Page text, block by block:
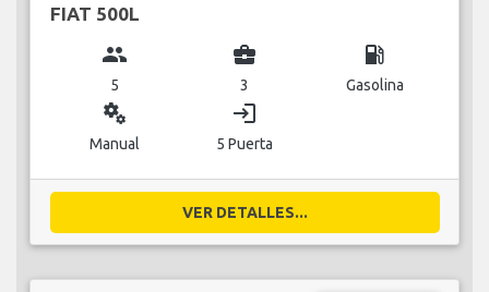
FIAT 500L
group
5
business_center
3
local_gas_station
Gasolina
miscellaneous_services
Manual
login
5 Puerta
VER DETALLES...